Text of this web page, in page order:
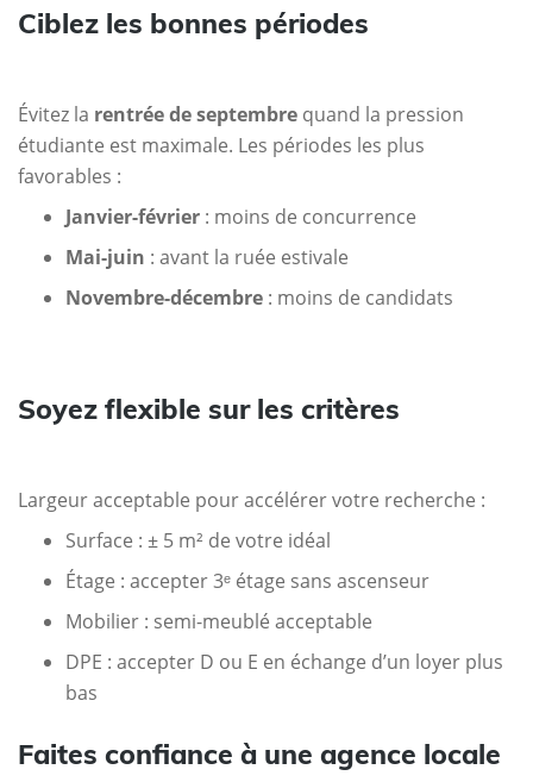
Ciblez les bonnes périodes
Évitez la rentrée de septembre quand la pression
étudiante est maximale. Les périodes les plus
favorables :
Janvier-février : moins de concurrence
Mai-juin : avant la ruée estivale
Novembre-décembre : moins de candidats
Soyez flexible sur les critères
Largeur acceptable pour accélérer votre recherche :
Surface : ± 5 m² de votre idéal
Étage : accepter 3ᵉ étage sans ascenseur
Mobilier : semi-meublé acceptable
DPE : accepter D ou E en échange d’un loyer plus
bas
Faites confiance à une agence locale